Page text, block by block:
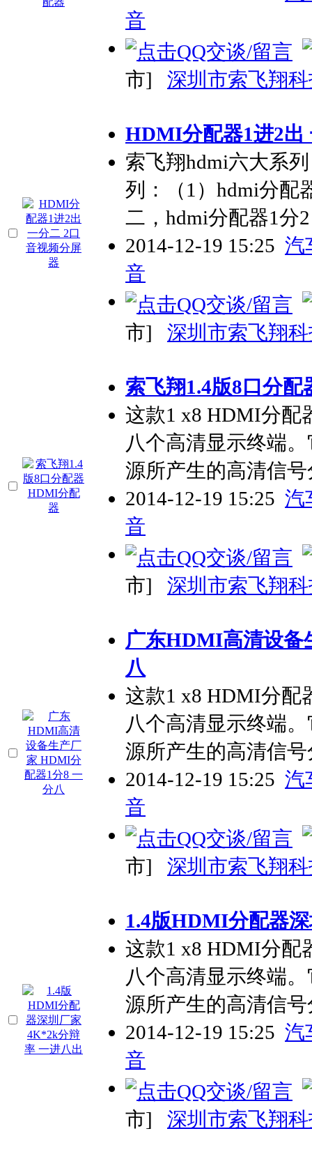
音
市] 深圳市索飞翔
HDMI分配器1进2出
索飞翔hdmi六大系
列：（1）hdmi分配
二，hdmi分配器1分
2014-12-19 15:25 汽
音
市] 深圳市索飞翔
索飞翔1.4版8口分
这款1 x8 HDMI分配
八个高清显示终端
源所产生的高清信
2014-12-19 15:25 汽
音
市] 深圳市索飞翔
广东HDMI高清设备
八
这款1 x8 HDMI分配
八个高清显示终端
源所产生的高清信
2014-12-19 15:25 汽
音
市] 深圳市索飞翔
1.4版HDMI分配器
这款1 x8 HDMI分配
八个高清显示终端
源所产生的高清信
2014-12-19 15:25 汽
音
市] 深圳市索飞翔